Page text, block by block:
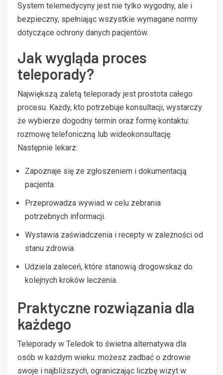
System telemedycyny jest nie tylko wygodny, ale i
bezpieczny, spełniając wszystkie wymagane normy
dotyczące ochrony danych pacjentów.
Jak wygląda proces
teleporady?
Największą zaletą teleporady jest prostota całego
procesu. Każdy, kto potrzebuje konsultacji, wystarczy
że wybierze dogodny termin oraz formę kontaktu:
rozmowę telefoniczną lub wideokonsultację.
Następnie lekarz:
Zapoznaje się ze zgłoszeniem i dokumentacją
pacjenta.
Przeprowadza wywiad w celu zebrania
potrzebnych informacji.
Wystawia zaświadczenia i recepty w zależności od
stanu zdrowia.
Udziela zaleceń, które stanowią drogowskaz do
kolejnych kroków leczenia.
Praktyczne rozwiązania dla
każdego
Teleporady w Teledok to świetna alternatywa dla
osób w każdym wieku: możesz zadbać o zdrowie
swoje i najbliższych, ograniczając liczbę wizyt w